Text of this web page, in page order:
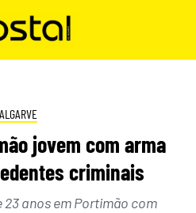
ALGARVE
jovem com arma
criminais
23 anos em Portimão com